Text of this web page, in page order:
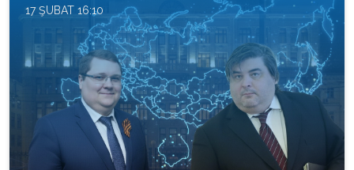
17 ŞUBAT 16:10